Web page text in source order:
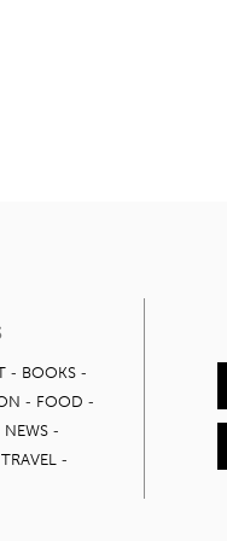
BOOKS
FOOD
NEWS
TRAVEL